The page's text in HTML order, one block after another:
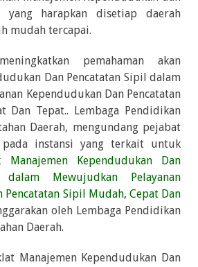
harapkan disetiap daerah
mudah tercapai.
pemahaman akan
Dan Pencatatan Sipil dalam
Kependudukan Dan Pencatatan
Dan Tepat.. Lembaga Pendidikan
Daerah, mengundang pejabat
instansi yang terkait untuk
Manajemen Kependudukan Dan
Mewujudkan Pelayanan
Pencatatan Sipil Mudah, Cepat Dan
oleh Lembaga Pendidikan
Daerah.
Manajemen Kependudukan Dan